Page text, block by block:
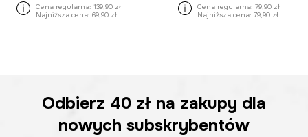
Cena regularna: 139,90 zł
Najniższa cena: 69,90 zł
Cena regularna: 79,90 zł
Najniższa cena: 79,90 zł
Odbierz 40 zł na zakupy dla
nowych subskrybentów